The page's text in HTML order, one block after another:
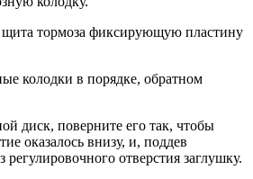
тормоза фиксирующую пластину
колодки в порядке, обратном
диск, поверните его так, чтобы
оказалось внизу, и, поддев
регулировочного отверстия заглушку.